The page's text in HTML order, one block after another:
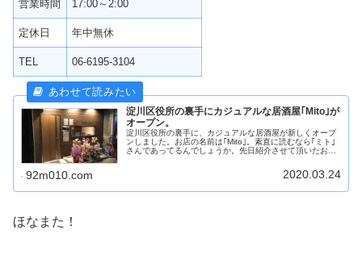
営業時間 17:00～2:00
定休日 年中無休
TEL 06-6195-3104
淀川区役所の裏手にカジュアルな居酒屋｢Mito｣が
オープン。
淀川区役所の裏手に、カジュアルな居酒屋が新しくオープ
ンしました。お店の名前は｢Mito｣。素直に読むなら｢ミト｣
さんであってるんでしょうか。先日紹介させて頂いたお店
92m010.com 2020.03.24
ほなまた！